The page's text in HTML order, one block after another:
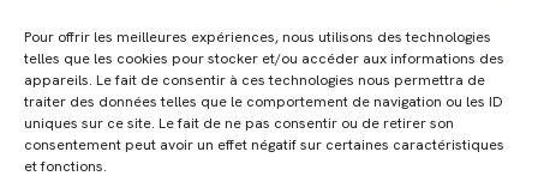
Pour offrir les meilleures expériences, nous utilisons des technologies
telles que les cookies pour stocker et/ou accéder aux informations des
appareils. Le fait de consentir à ces technologies nous permettra de
traiter des données telles que le comportement de navigation ou les ID
uniques sur ce site. Le fait de ne pas consentir ou de retirer son
consentement peut avoir un effet négatif sur certaines caractéristiques
et fonctions.
MAGALI PRESTATIONS YOGA VOYAGE BLOG CONTACT